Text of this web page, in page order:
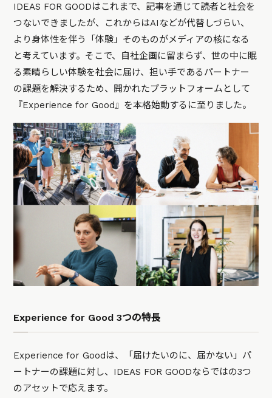
IDEAS FOR GOODはこれまで、記事を通じて読者と社会を
つないできましたが、これからはAIなどが代替しづらい、
より身体性を伴う「体験」そのものがメディアの核になる
と考えています。そこで、自社企画に留まらず、世の中に眠
る素晴らしい体験を社会に届け、担い手であるパートナー
の課題を解決するため、開かれたプラットフォームとして
『Experience for Good』を本格始動するに至りました。
Experience for Good 3つの特長
Experience for Goodは、「届けたいのに、届かない」パ
ートナーの課題に対し、IDEAS FOR GOODならではの3つ
のアセットで応えます。